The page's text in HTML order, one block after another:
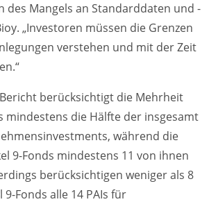
des Mangels an Standarddaten und -
„Investoren müssen die Grenzen
verstehen und mit der Zeit
berücksichtigt die Mehrheit
mindestens die Hälfte der insgesamt
während die
9-Fonds mindestens 11 von ihnen
berücksichtigen weniger als 8
Fonds alle 14 PAIs für